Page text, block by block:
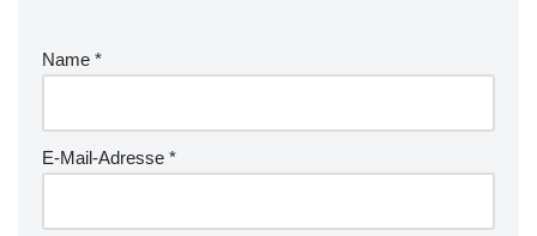
Name *
E-Mail-Adresse *